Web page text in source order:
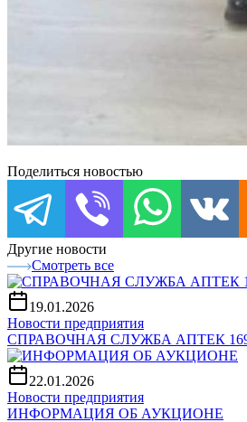
Поделиться новостью
Другие новости
Смотреть все
19.01.2026
Новости предприятия
СПРАВОЧНАЯ СЛУЖБА АПТЕК
22.01.2026
Новости предприятия
ИНФОРМАЦИЯ ОБ АУКЦИОНЕ